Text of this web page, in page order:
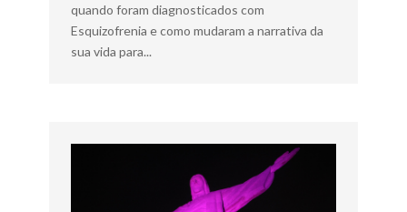
quando foram diagnosticados com
Esquizofrenia e como mudaram a narrativa da
sua vida para...